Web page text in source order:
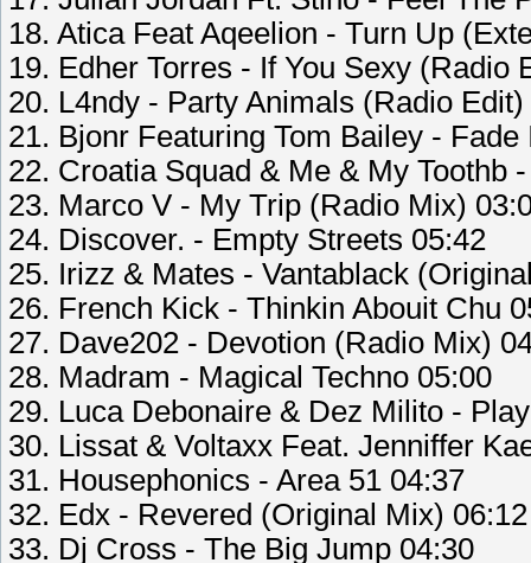
18. Atica Feat Aqeelion - Turn Up
19. Edher Torres - If You Sexy (Radio
20. L4ndy - Party Animals (Radio Edit)
21. Bjonr Featuring Tom Bailey - Fade
22. Croatia Squad & Me & My Toothb
23. Marco V - My Trip (Radio Mix)
24. Discover. - Empty Streets 05:42
25. Irizz & Mates - Vantablack
26. French Kick - Thinkin Abouit Chu
27. Dave202 - Devotion (Radio Mix)
28. Madram - Magical Techno 05:00
29. Luca Debonaire & Dez Milito -
30. Lissat & Voltaxx Feat. Jenniffer
31. Housephonics - Area 51 04:37
32. Edx - Revered (Original Mix) 06:12
33. Dj Cross - The Big Jump 04:30